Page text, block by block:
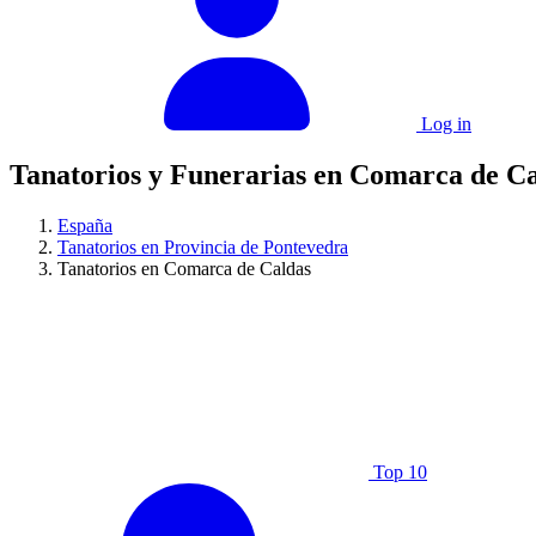
Log in
Tanatorios y Funerarias en Comarca de
España
Tanatorios en Provincia de Pontevedra
Tanatorios en Comarca de Caldas
Top 10